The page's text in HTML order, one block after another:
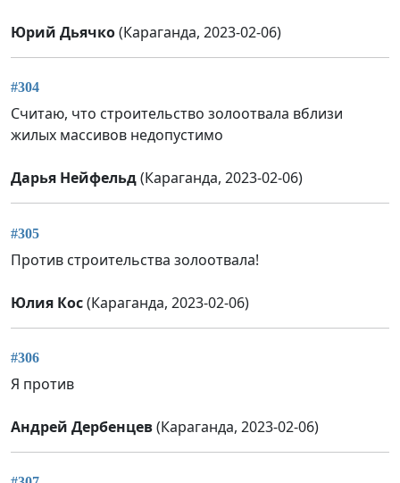
Юрий Дьячко(Караганда, 2023-02-06)
#304
Считаю, что строительство золоотвала вблизи
жилых массивов недопустимо
Дарья Нейфельд(Караганда, 2023-02-06)
#305
Против строительства золоотвала!
Юлия Кос(Караганда, 2023-02-06)
#306
Я против
Андрей Дербенцев(Караганда, 2023-02-06)